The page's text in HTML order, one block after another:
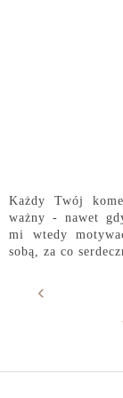
Każdy Twój
ważny - nawet
mi wtedy
sobą, za co
‹